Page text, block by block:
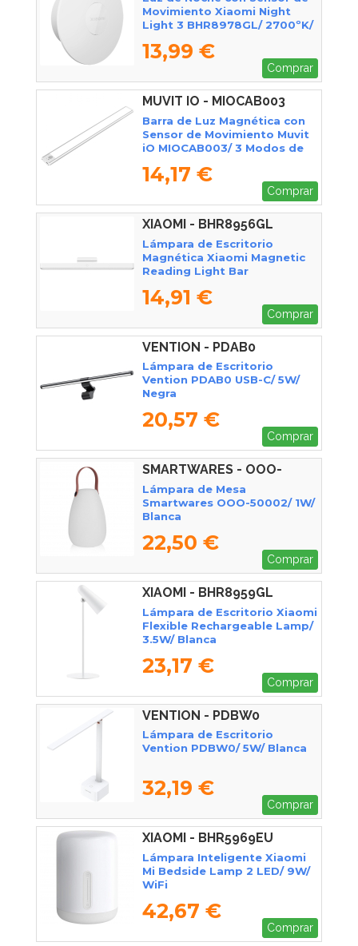
Movimiento Xiaomi Night
Light 3 BHR8978GL/ 2700ºK/
13,99 €
Comprar
MUVIT IO - MIOCAB003
Barra de Luz Magnética con
Sensor de Movimiento Muvit
iO MIOCAB003/ 3 Modos de
14,17 €
Comprar
XIAOMI - BHR8956GL
Lámpara de Escritorio
Magnética Xiaomi Magnetic
Reading Light Bar
14,91 €
Comprar
VENTION - PDAB0
Lámpara de Escritorio
Vention PDAB0 USB-C/ 5W/
Negra
20,57 €
Comprar
SMARTWARES - OOO-
50002
Lámpara de Mesa
Smartwares OOO-50002/ 1W/
Blanca
22,50 €
Comprar
XIAOMI - BHR8959GL
Lámpara de Escritorio Xiaomi
Flexible Rechargeable Lamp/
3.5W/ Blanca
23,17 €
Comprar
VENTION - PDBW0
Lámpara de Escritorio
Vention PDBW0/ 5W/ Blanca
32,19 €
Comprar
XIAOMI - BHR5969EU
Lámpara Inteligente Xiaomi
Mi Bedside Lamp 2 LED/ 9W/
WiFi
42,67 €
Comprar